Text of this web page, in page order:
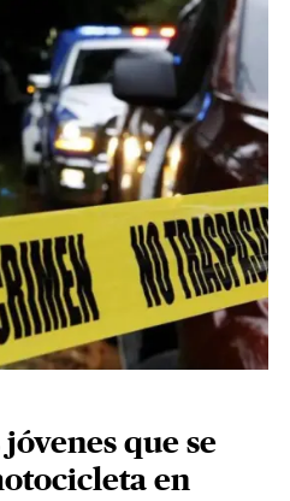
que se
en